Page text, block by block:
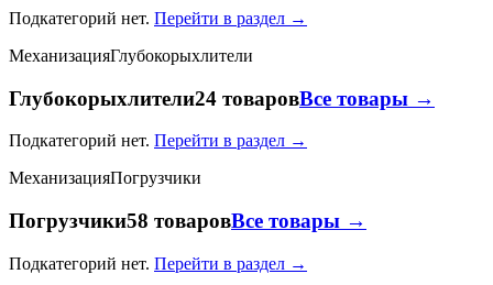
Подкатегорий нет. Перейти в раздел →
МеханизацияГлубокорыхлители
Глубокорыхлители24 товаровВсе товары →
Подкатегорий нет. Перейти в раздел →
МеханизацияПогрузчики
Погрузчики58 товаровВсе товары →
Подкатегорий нет. Перейти в раздел →